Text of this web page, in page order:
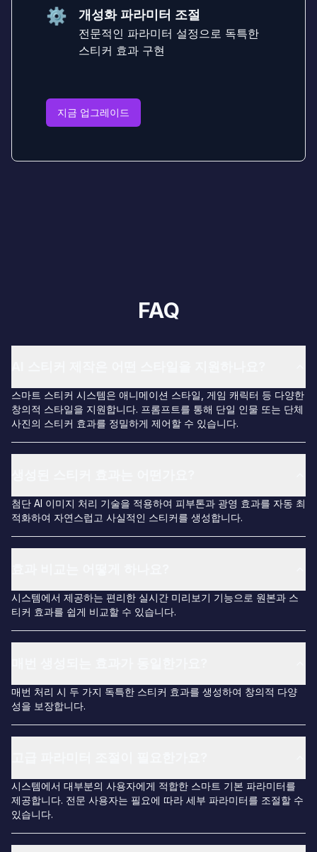
⚙️ 개성화 파라미터 조절
전문적인 파라미터 설정으로 독특한
스티커 효과 구현
지금 업그레이드
FAQ
스마트 스티커 시스템은 애니메이션 스타일, 게임 캐릭터 등 다양한
창의적 스타일을 지원합니다. 프롬프트를 통해 단일 인물 또는 단체
사진의 스티커 효과를 정밀하게 제어할 수 있습니다.
첨단 AI 이미지 처리 기술을 적용하여 피부톤과 광영 효과를 자동 최
적화하여 자연스럽고 사실적인 스티커를 생성합니다.
시스템에서 제공하는 편리한 실시간 미리보기 기능으로 원본과 스
티커 효과를 쉽게 비교할 수 있습니다.
매번 처리 시 두 가지 독특한 스티커 효과를 생성하여 창의적 다양
성을 보장합니다.
시스템에서 대부분의 사용자에게 적합한 스마트 기본 파라미터를
제공합니다. 전문 사용자는 필요에 따라 세부 파라미터를 조절할 수
있습니다.